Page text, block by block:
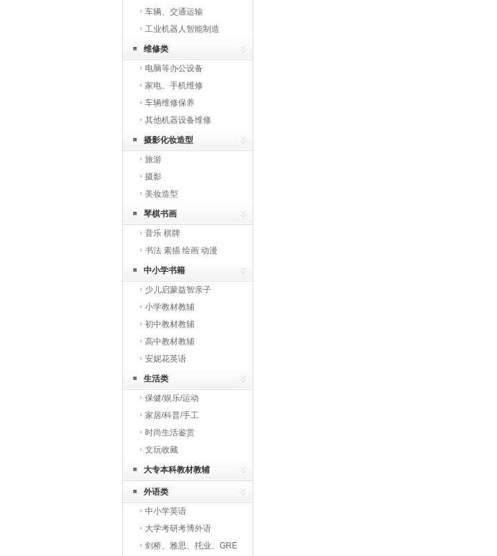
车辆、交通运输
工业机器人智能制造
维修类
电脑等办公设备
家电、手机维修
车辆维修保养
其他机器设备维修
摄影化妆造型
旅游
摄影
美妆造型
琴棋书画
音乐 棋牌
书法 素描 绘画 动漫
中小学书籍
少儿启蒙益智亲子
小学教材教辅
初中教材教辅
高中教材教辅
安妮花英语
生活类
保健/娱乐/运动
家居/科普/手工
时尚生活鉴赏
文玩收藏
大专本科教材教辅
外语类
中小学英语
大学考研考博外语
剑桥、雅思、托业、GRE